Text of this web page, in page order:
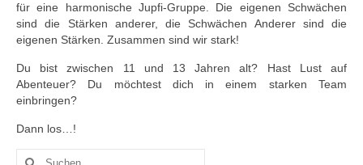
Leitungsteam
DPSG
KONTAKT
IMPRESSUM
für eine harmonische Jupfi-Gruppe. Die eigenen Schwächen
sind die Stärken anderer, die Schwächen Anderer sind die
eigenen Stärken. Zusammen sind wir stark!
Du bist zwischen 11 und 13 Jahren alt? Hast Lust auf
Abenteuer? Du möchtest dich in einem starken Team
einbringen?
Dann los…!
Suchen